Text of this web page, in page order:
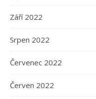
Září 2022
Srpen 2022
Červenec 2022
Červen 2022